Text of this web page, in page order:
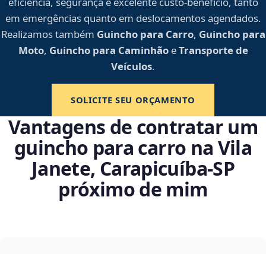
em emergências quanto em deslocamentos agendados.
Realizamos também Guincho para Carro, Guincho para
Moto, Guincho para CaminhãoeTransporte de
Veículos.
SOLICITE SEU ORÇAMENTO
Vantagens de contratar um
guincho para carro na Vila
Janete, Carapicuíba‑SP
próximo de mim